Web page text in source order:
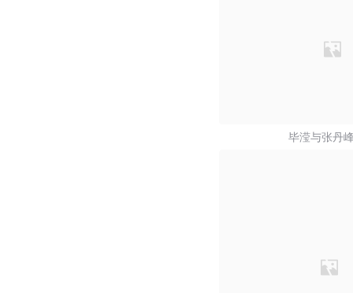
毕滢与张丹